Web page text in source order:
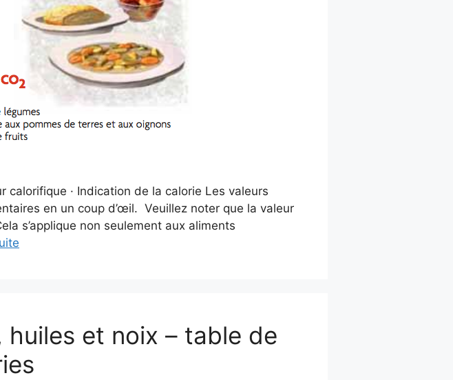
calorifique · Indication de la calorie Les valeurs
en un coup d’œil. Veuillez noter que la valeur
s’applique non seulement aux aliments
huiles et noix – table de